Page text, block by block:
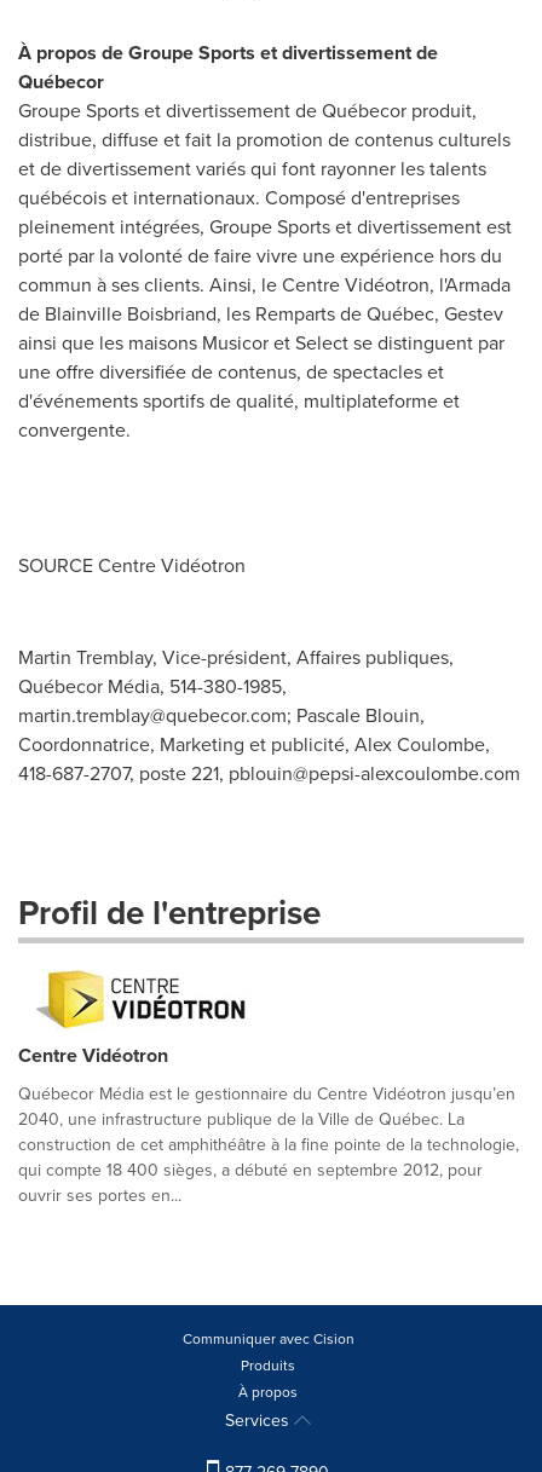
À propos de Groupe Sports et divertissement de
Québecor
Groupe Sports et divertissement de Québecor produit,
distribue, diffuse et fait la promotion de contenus culturels
et de divertissement variés qui font rayonner les talents
québécois et internationaux. Composé d'entreprises
pleinement intégrées, Groupe Sports et divertissement est
porté par la volonté de faire vivre une expérience hors du
commun à ses clients. Ainsi, le Centre Vidéotron, l'Armada
de Blainville Boisbriand, les Remparts de Québec, Gestev
ainsi que les maisons Musicor et Select se distinguent par
une offre diversifiée de contenus, de spectacles et
d'événements sportifs de qualité, multiplateforme et
convergente.
SOURCE Centre Vidéotron
Martin Tremblay, Vice-président, Affaires publiques,
Québecor Média, 514-380-1985,
martin.tremblay@quebecor.com; Pascale Blouin,
Coordonnatrice, Marketing et publicité, Alex Coulombe,
418-687-2707, poste 221, pblouin@pepsi-alexcoulombe.com
Profil de l'entreprise
Centre Vidéotron
Québecor Média est le gestionnaire du Centre Vidéotron jusqu’en
2040, une infrastructure publique de la Ville de Québec. La
construction de cet amphithéâtre à la fine pointe de la technologie,
qui compte 18 400 sièges, a débuté en septembre 2012, pour
ouvrir ses portes en...
Communiquer avec Cision
Produits
À propos
Services